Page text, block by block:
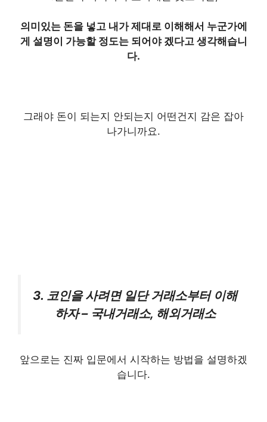
의미있는 돈을 넣고 내가 제대로 이해해서 누군가에
게 설명이 가능할 정도는 되어야 겠다고 생각해습니
다.
그래야 돈이 되는지 안되는지 어떤건지 감은 잡아
나가니까요.
3. 코인을 사려면 일단 거래소부터 이해
하자 – 국내거래소, 해외거래소
앞으로는 진짜 입문에서 시작하는 방법을 설명하겠
습니다.